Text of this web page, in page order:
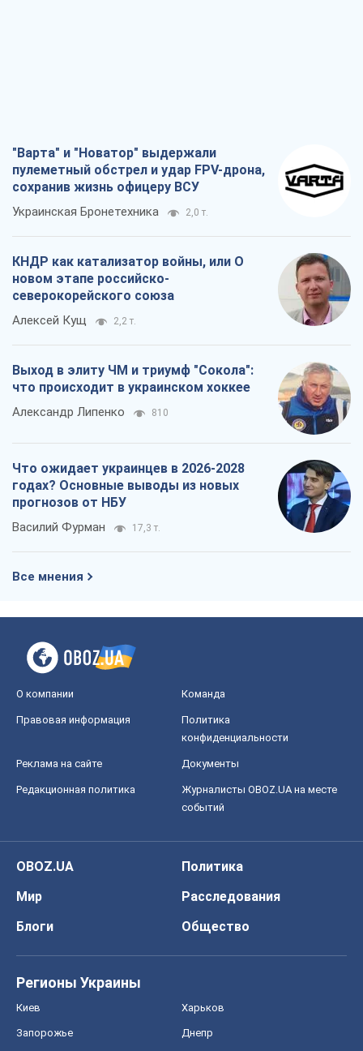
"Варта" и "Новатор" выдержали
пулеметный обстрел и удар FPV-дрона,
сохранив жизнь офицеру ВСУ
Украинская Бронетехника 2,0 т.
КНДР как катализатор войны, или О
новом этапе российско-
северокорейского союза
Алексей Кущ 2,2 т.
Выход в элиту ЧМ и триумф "Сокола":
что происходит в украинском хоккее
Александр Липенко 810
Что ожидает украинцев в 2026-2028
годах? Основные выводы из новых
прогнозов от НБУ
Василий Фурман 17,3 т.
Все мнения
О компании Команда
Правовая информация
Политика
конфиденциальности
Реклама на сайте Документы
Редакционная политика
Журналисты OBOZ.UA на месте
событий
OBOZ.UA
Политика
Мир
Расследования
Блоги
Общество
Регионы Украины
Киев Харьков
Запорожье Днепр